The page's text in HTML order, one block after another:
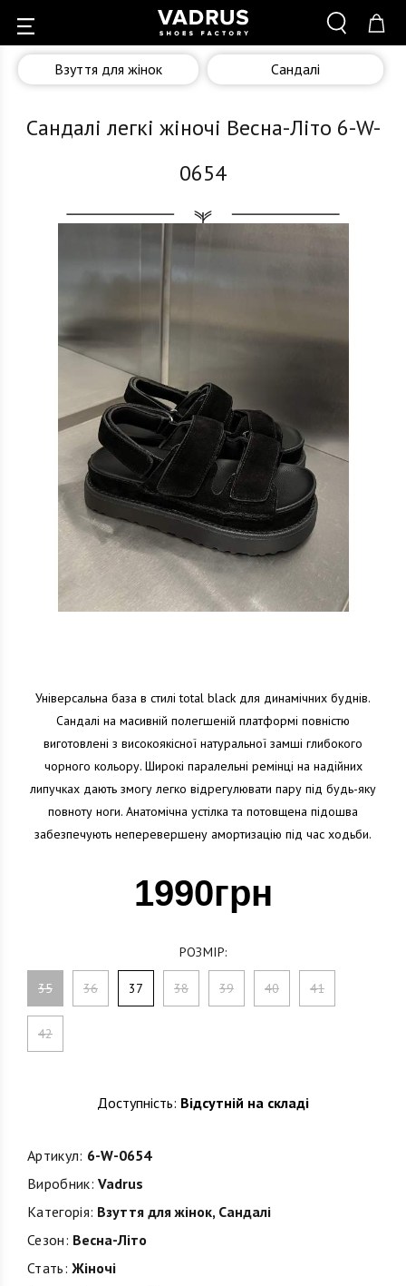
Взуття для жінок Сандалі
Сандалі легкі жіночі Весна-Літо 6-W-
0654
Універсальна база в стилі total black для динамічних буднів.
Сандалі на масивній полегшеній платформі повністю
виготовлені з високоякісної натуральної замші глибокого
чорного кольору. Широкі паралельні ремінці на надійних
липучках дають змогу легко відрегулювати пару під будь-яку
повноту ноги. Анатомічна устілка та потовщена підошва
забезпечують неперевершену амортизацію під час ходьби.
1990грн
РОЗМІР:
35 36 37 38 39 40 41
42
Доступність: Відсутній на складі
Артикул: 6-W-0654
Виробник: Vadrus
Категорія: Взуття для жінок, Сандалі
Сезон: Весна-Літо
Стать: Жіночі